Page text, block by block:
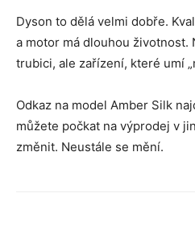
Dyson to dělá velmi dobře.
a motor má dlouhou životnost.
trubici, ale zařízení, které umí
Odkaz na model Amber Silk
můžete počkat na výprodej v
změnit. Neustále se mění.